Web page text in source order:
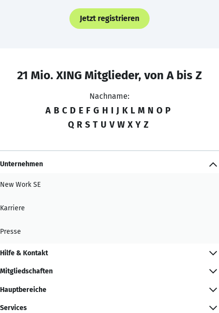
Jetzt registrieren
21 Mio. XING Mitglieder, von A bis Z
Nachname:
A B C D E F G H I J K L M N O P
Q R S T U V W X Y Z
Unternehmen
New Work SE
Karriere
Presse
Hilfe & Kontakt
Mitgliedschaften
Hauptbereiche
Services